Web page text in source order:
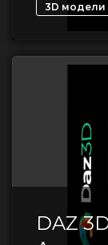
3D модели
DAZ